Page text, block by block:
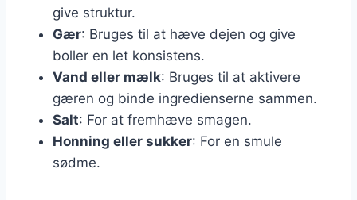
give struktur.
Gær: Bruges til at hæve dejen og give
boller en let konsistens.
Vand eller mælk: Bruges til at aktivere
gæren og binde ingredienserne sammen.
Salt: For at fremhæve smagen.
Honning eller sukker: For en smule
sødme.